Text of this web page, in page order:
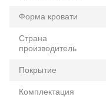
Форма кровати
Страна
производитель
Покрытие
Комплектация